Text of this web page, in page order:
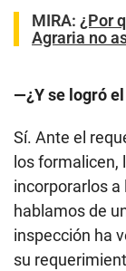
MIRA: ¿Por
Agraria no
—¿Y se logró
Sí. Ante el
los formalicen,
incorporarlos
hablamos de
inspección ha
su